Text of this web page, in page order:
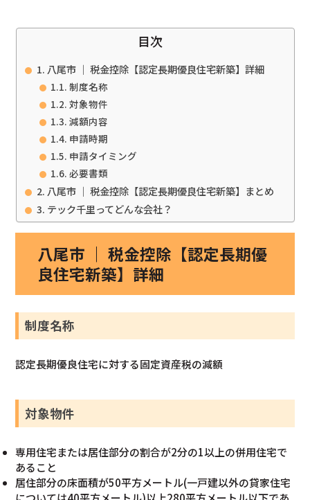
目次
八尾市 ｜ 税金控除【認定長期優良住宅新築】詳細
制度名称
対象物件
減額内容
申請時期
申請タイミング
必要書類
八尾市 ｜ 税金控除【認定長期優良住宅新築】まとめ
テック千里ってどんな会社？
八尾市 ｜ 税金控除【認定長期優
良住宅新築】詳細
制度名称
認定長期優良住宅に対する固定資産税の減額
対象物件
専用住宅または居住部分の割合が2分の1以上の併用住宅で
あること
居住部分の床面積が50平方メートル(一戸建以外の貸家住宅